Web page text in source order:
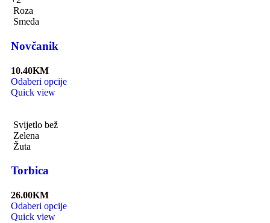
Roza
Smeđa
Novčanik
10.40KM
Odaberi opcije
Quick view
Svijetlo bež
Zelena
Žuta
Torbica
26.00KM
Odaberi opcije
Quick view